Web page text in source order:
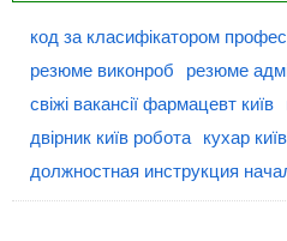
код за класифікатором
резюме виконроб
резюме
свіжі вакансії фармацевт київ
двірник київ робота
кухар
должностная инструкция